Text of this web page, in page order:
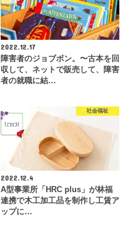
2022.12.17
障害者のジョブボン。〜古本を回
収して、ネットで販売して、障害
者の就職に結…
社会福祉
2022.12.4
A型事業所「HRC plus」が林福
連携で木工加工品を制作し工賃ア
ップに…